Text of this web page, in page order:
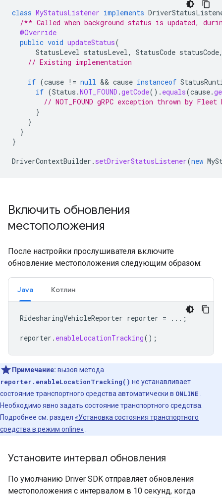
class MyStatusListener implements
/** Called when background status is updated,
@Override
public void updateStatus(
StatusLevel statusLevel, StatusCode statusCode
// Existing implementation
if (cause != null && cause instanceof
if (Status .NOT_FOUND .getCode(). equals(cause.
// NOT_FOUND gRPC exception thrown by Fleet
}
}
}
}
DriverContextBuilder . setDriverStatusListener(new
Включить обновления
местоположения
После настройки прослушивателя включите
обновление местоположения следующим образом:
Java Котлин
RidesharingVehicleReporter reporter = ...;
reporter . enableLocationTracking();
Примечание: вызов метода
reporter.enableLocationTracking() не устанавливает
состояние транспортного средства автоматически в ONLINE
Необходимо явно задать состояние транспортного средства.
Подробнее см. раздел «Установка состояния транспортного
средства в режим online»
Установите интервал обновления
По умолчанию Driver SDK отправляет обновления
местоположения с интервалом в 10 секунд, когда